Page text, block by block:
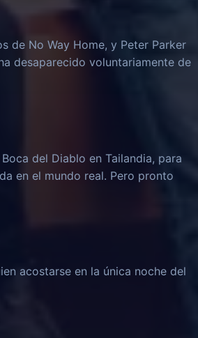
de No Way Home, y Peter Parker
desaparecido voluntariamente de
del Diablo en Tailandia, para
en el mundo real. Pero pronto
acostarse en la única noche del